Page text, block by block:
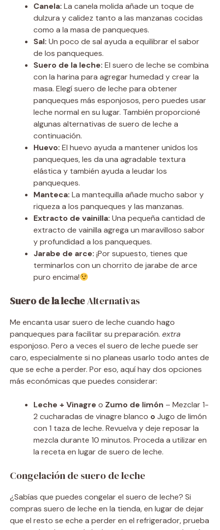
Canela: La canela molida añade un toque de
dulzura y calidez tanto a las manzanas cocidas
como a la masa de panqueques.
Sal: Un poco de sal ayuda a equilibrar el sabor
de los panqueques.
Suero de la leche: El suero de leche se combina
con la harina para agregar humedad y crear la
masa. Elegí suero de leche para obtener
panqueques más esponjosos, pero puedes usar
leche normal en su lugar. También proporcioné
algunas alternativas de suero de leche a
continuación.
Huevo: El huevo ayuda a mantener unidos los
panqueques, les da una agradable textura
elástica y también ayuda a leudar los
panqueques.
Manteca: La mantequilla añade mucho sabor y
riqueza a los panqueques y las manzanas.
Extracto de vainilla: Una pequeña cantidad de
extracto de vainilla agrega un maravilloso sabor
y profundidad a los panqueques.
Jarabe de arce: ¡Por supuesto, tienes que
terminarlos con un chorrito de jarabe de arce
puro encima!
Suero de la lecheAlternativas
Me encanta usar suero de leche cuando hago
panqueques para facilitar su preparación. extra
esponjoso. Pero a veces el suero de leche puede ser
caro, especialmente si no planeas usarlo todo antes de
que se eche a perder. Por eso, aquí hay dos opciones
más económicas que puedes considerar:
Leche + Vinagre o Zumo de limón – Mezclar 1-
2 cucharadas de vinagre blanco oJugo de limón
con 1 taza de leche. Revuelva y deje reposar la
mezcla durante 10 minutos. Proceda a utilizar en
la receta en lugar de suero de leche.
Congelación de suero de leche
¿Sabías que puedes congelar el suero de leche? Si
compras suero de leche en la tienda, en lugar de dejar
que el resto se eche a perder en el refrigerador, prueba